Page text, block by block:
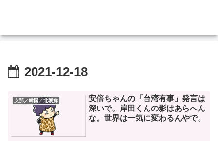
2021-12-18
支那／韓国／北朝鮮
安倍ちゃんの「台湾有事」発言は
深いで。岸田くんの影はあらへん
な。世界は一気に変わるんやで。